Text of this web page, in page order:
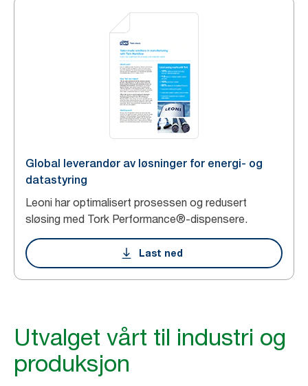
Global leverandør av løsninger for energi- og
datastyring
Leoni har optimalisert prosessen og redusert
sløsing med Tork Performance®-dispensere.
Last ned
Utvalget vårt til industri og
produksjon